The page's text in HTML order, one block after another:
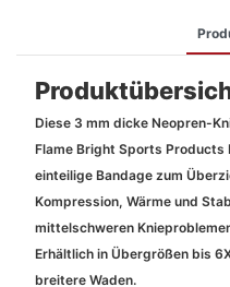
Diese 3 mm dicke Neopren-
Flame Bright Sports
einteilige Bandage zum
Kompression, Wärme und
mittelschweren
Erhältlich in Übergrößen bis
breitere Waden.